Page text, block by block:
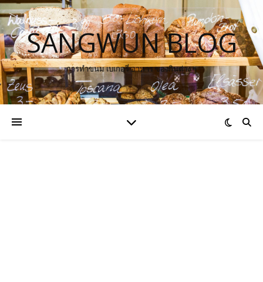
SANGWUN BLOG
การทำขนม เบเกอรี่ อาหาร ของกินต่าง ๆ